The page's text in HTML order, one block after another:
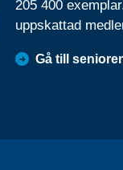
205 400
uppskattad
Gå till